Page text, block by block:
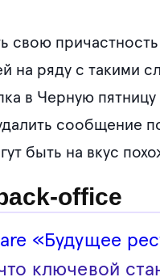
свою
на ряду с такими
в Черную
сообщение
быть на вкус
office
«Будущее
ключевой